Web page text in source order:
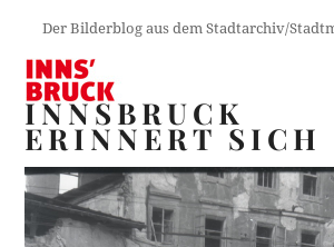
Der Bilderblog aus dem Stadtarchiv/
INNSBRUCK
ERINNERT SICH